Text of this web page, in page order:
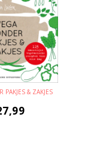
PAKJES & ZAKJES